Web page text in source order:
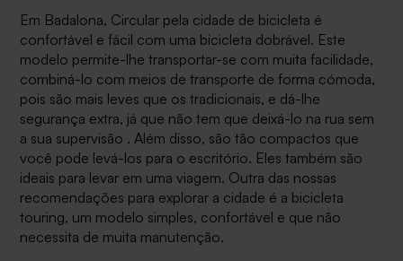
Em Badalona, Circular pela cidade de bicicleta é
confortável e fácil com uma bicicleta dobrável. Este
modelo permite-lhe transportar-se com muita facilidade,
combiná-lo com meios de transporte de forma cómoda,
pois são mais leves que os tradicionais, e dá-lhe
segurança extra, já que não tem que deixá-lo na rua sem
a sua supervisão . Além disso, são tão compactos que
você pode levá-los para o escritório. Eles também são
ideais para levar em uma viagem. Outra das nossas
recomendações para explorar a cidade é a bicicleta
touring, um modelo simples, confortável e que não
necessita de muita manutenção.